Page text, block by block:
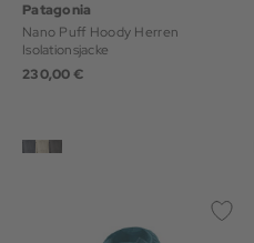
Patagonia
Nano Puff Hoody Herren
Isolationsjacke
230,00 €